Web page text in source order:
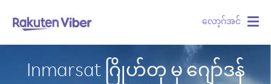
လော့ဂ်အင်
Inmarsat ဂြိုဟ်တု မှ ဂျော်ဒန်